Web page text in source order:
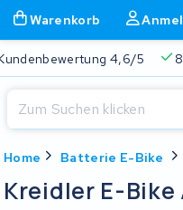
Warenkorb
4,6/5
Home Batterie E-Bike
Kreidler E-Bike
Beginnen Sie mit der